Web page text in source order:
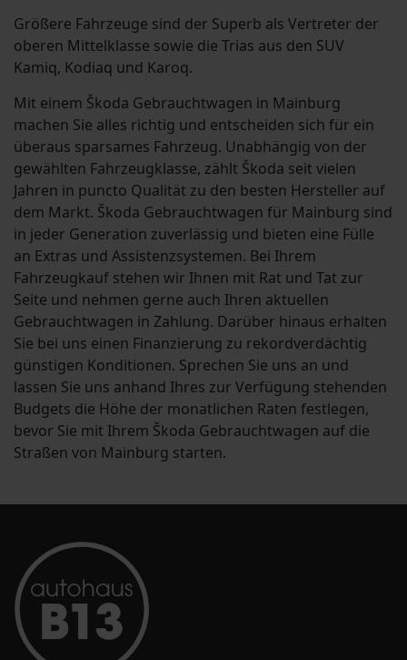
Größere Fahrzeuge sind der Superb als Vertreter der
oberen Mittelklasse sowie die Trias aus den SUV
Kamiq, Kodiaq und Karoq.
Mit einem Škoda Gebrauchtwagen in Mainburg
machen Sie alles richtig und entscheiden sich für ein
überaus sparsames Fahrzeug. Unabhängig von der
gewählten Fahrzeugklasse, zählt Škoda seit vielen
Jahren in puncto Qualität zu den besten Hersteller auf
dem Markt. Škoda Gebrauchtwagen für Mainburg sind
in jeder Generation zuverlässig und bieten eine Fülle
an Extras und Assistenzsystemen. Bei Ihrem
Fahrzeugkauf stehen wir Ihnen mit Rat und Tat zur
Seite und nehmen gerne auch Ihren aktuellen
Gebrauchtwagen in Zahlung. Darüber hinaus erhalten
Sie bei uns einen Finanzierung zu rekordverdächtig
günstigen Konditionen. Sprechen Sie uns an und
lassen Sie uns anhand Ihres zur Verfügung stehenden
Budgets die Höhe der monatlichen Raten festlegen,
bevor Sie mit Ihrem Škoda Gebrauchtwagen auf die
Straßen von Mainburg starten.